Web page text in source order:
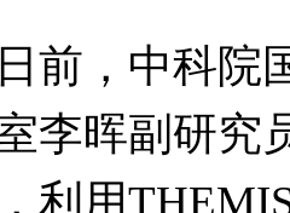
，中科院国
李晖副研究
利用